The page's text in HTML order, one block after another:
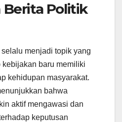
Berita Politik
menjadi topik yang
baru memiliki
kehidupan masyarakat.
bahwa
aktif mengawasi dan
keputusan